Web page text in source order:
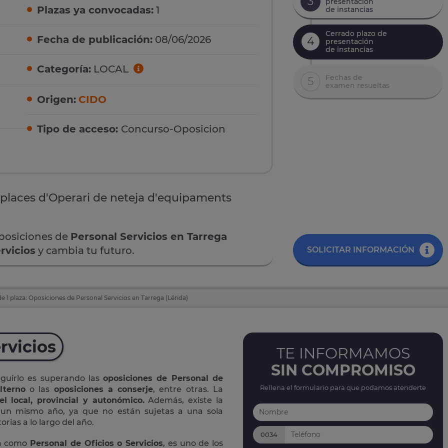
Plazas ya convocadas: 1
Fecha de publicación: 08/06/2026
Categoría: LOCAL
Origen: CIDO
Tipo de acceso: Concurso-Oposicion
d'Operari de neteja d'equipaments
de Personal Servicios en Tarrega
y cambia tu futuro.
de instancias
4
Cerrado plazo de
presentación
de instancias
5
Fechas de
examen resueltas
SOLICITAR INFORMACIÓN
1 plaza: Oposiciones de Personal Servicios en Tarrega (Lérida)
es superando lasoposiciones de Personal de
o las oposiciones a conserje, entre otras. La
local, provincial y autonómico.Además, existe la
mismo año, ya que no están sujetas a una sola
a lo largo del año.
como Personal de Oficios o Servicios, es uno de los
TE INFORMAMOS
SIN COMPROMISO
Rellena el formulario para que podamos atenderte
0034